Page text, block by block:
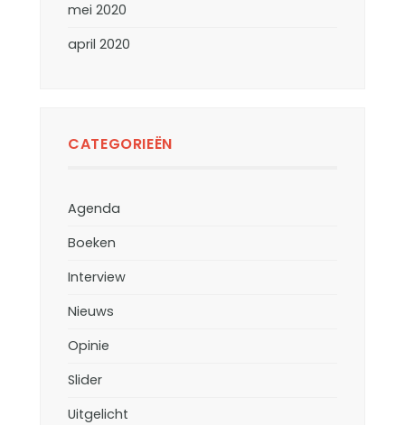
mei 2020
april 2020
CATEGORIEËN
Agenda
Boeken
Interview
Nieuws
Opinie
Slider
Uitgelicht